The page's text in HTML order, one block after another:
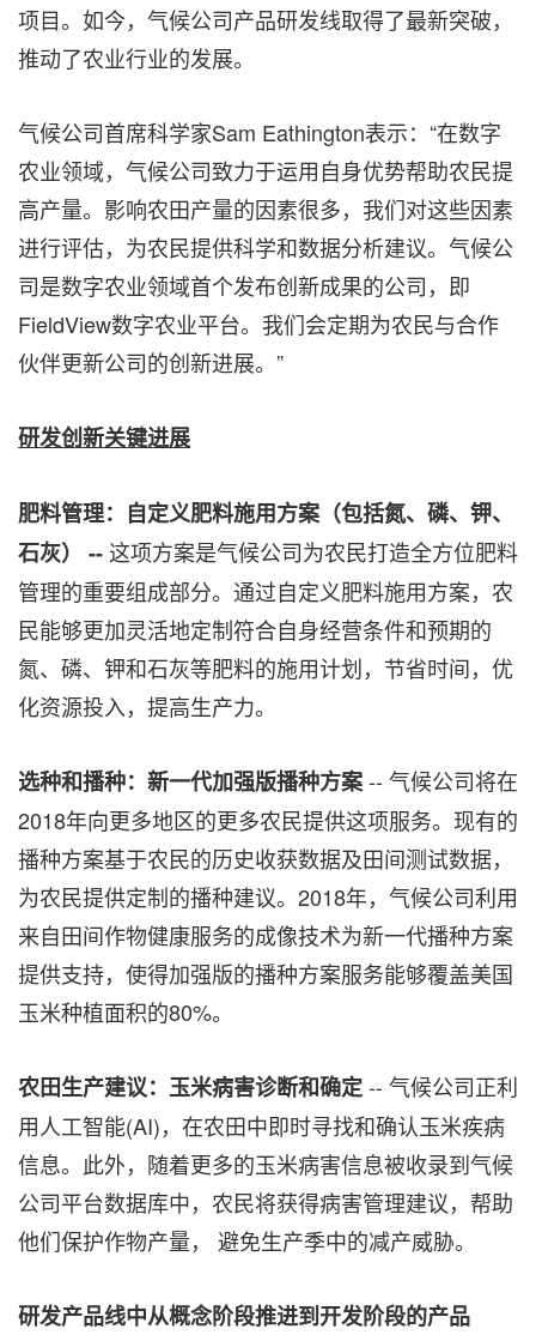
项目。如今， 气候公司产品研发线取得了最新突破，
推动了农业行业的发展。
气候公司首席科学家Sam Eathington表示： “在数字
农业领域，气候公司致力于运用自身优势帮助农民提
高产量。影响农田产量的因素很多，我们对这些因素
进行评估，为农民提供科学和数据分析建议。气候公
司是数字农业领域首个发布创新成果的公司，即
FieldView数字农业平台。我们会定期为农民与合作
伙伴更新公司的创新进展。 ”
研发创新关键进展
肥料管理：自定义肥料施用方案（包括氮、磷、钾、
石灰）
--这项方案是气候公司为农民打造全方位肥料
管理的重要组成部分。通过自定义肥料施用方案，农
民能够更加灵活地定制符合自身经营条件和预期的
氮、磷、钾和石灰等肥料的施用计划，节省时间，优
化资源投入，提高生产力。
选种和播种： 新一代加强版播种方案-- 气候公司将在
2018年向更多地区的更多农民提供这项服务。现有的
播种方案基于农民的历史收获数据及田间测试数据，
为农民提供定制的播种建议。 2018年，气候公司利用
来自田间作物健康服务的成像技术为新一代播种方案
提供支持，使得加强版的播种方案服务能够覆盖美国
玉米种植面积的80%。
农田生产建议：玉米病害诊断和确定-- 气候公司正利
用人工智能(AI)， 在农田中即时寻找和确认玉米疾病
信息。此外，随着更多的玉米病害信息被收录到气候
公司平台数据库中，农民将获得病害管理建议，帮助
他们保护作物产量，
避免生产季中的减产威胁。
研发产品线中从概念阶段推进到开发阶段的产品